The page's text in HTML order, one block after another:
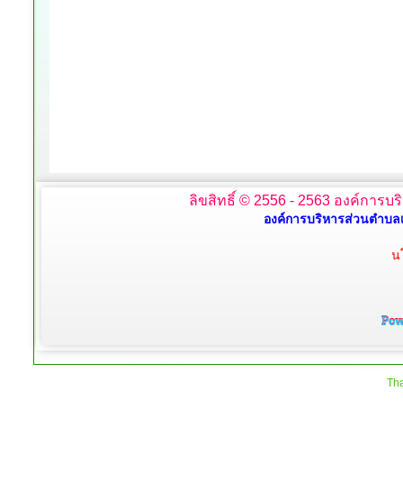
ลิขสิทธิ์ © 2556 - 2563 องค์การบ
องค์การบริหารส่วนตำบล
น